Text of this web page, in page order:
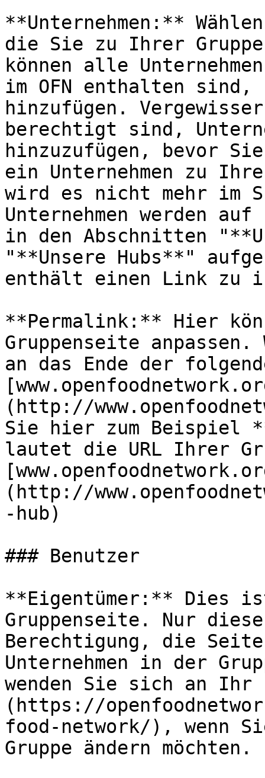
**Unternehmen:**
die Sie zu Ihrer
können alle
im OFN enthalten
hinzufügen.
berechtigt sind,
hinzuzufügen, bevor
ein Unternehmen zu
wird es nicht mehr im
Unternehmen werden
in den Abschnitten
"**Unsere Hubs**"
enthält einen Link zu
**Permalink:** Hier
Gruppenseite
an das Ende der
(http://
Sie hier zum Beispiel
lautet die URL Ihrer
(http://
-hub)
### Benutzer
**Eigentümer:** Dies
Gruppenseite. Nur
Berechtigung, die
Unternehmen in der
wenden Sie sich an
(https://
food-network/), wenn
Gruppe ändern möchten.